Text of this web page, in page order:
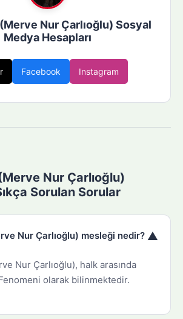
Nur Çarlıoğlu) Sosyal
Medya Hesapları
Facebook Instagram
Nur Çarlıoğlu)
Sorulan Sorular
Nur Çarlıoğlu) mesleği nedir? ▼
Nur Çarlıoğlu), halk arasında
olarak bilinmektedir.